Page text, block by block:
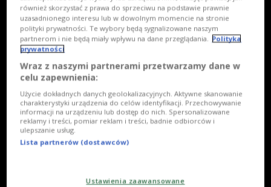
również skorzystać z prawa do sprzeciwu na podstawie prawnie
uzasadnionego interesu lub w dowolnym momencie na stronie
polityki prywatności. Te wybory będą sygnalizowane naszym
partnerom i nie będą miały wpływu na dane przeglądania. Polityka
prywatności
Wraz z naszymi partnerami przetwarzamy dane w
celu zapewnienia:
Użycie dokładnych danych geolokalizacyjnych. Aktywne skanowanie
charakterystyki urządzenia do celów identyfikacji. Przechowywanie
informacji na urządzeniu lub dostęp do nich. Spersonalizowane
reklamy i treści, pomiar reklam i treści, badnie odbiorców i
ulepszanie usług.
Lista partnerów (dostawców)
Ustawienia zaawansowane